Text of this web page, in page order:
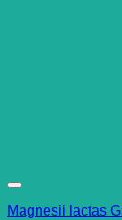
Magnesii lactas